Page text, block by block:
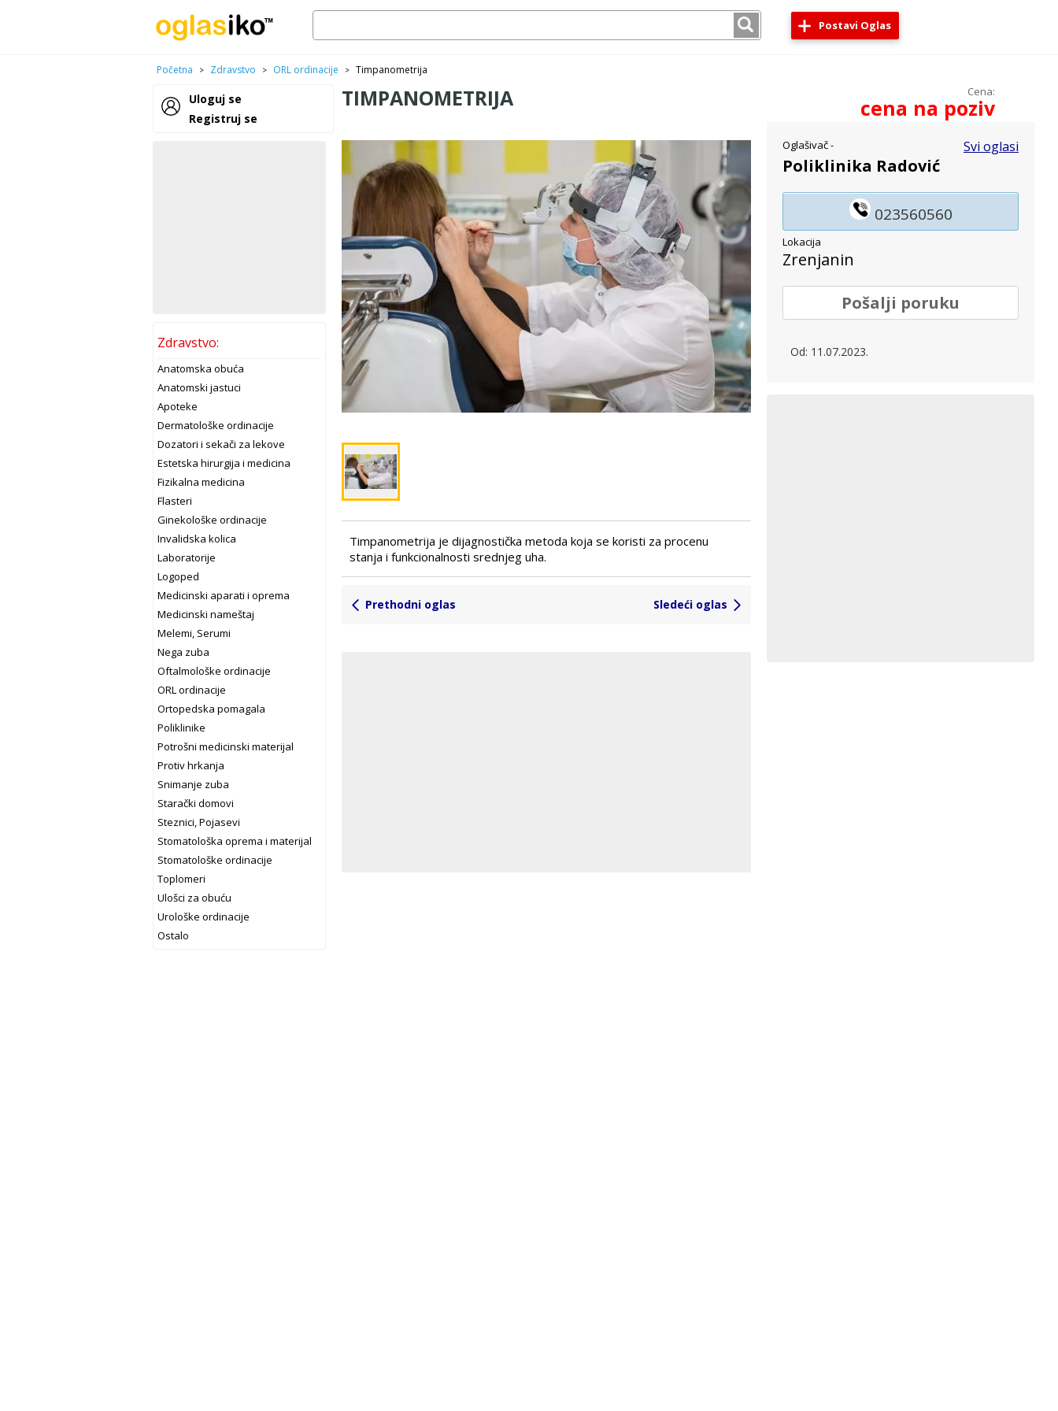
Postavi Oglas
Početna > Zdravstvo > ORL ordinacije > Timpanometrija
Uloguj se
Registruj se
Zdravstvo:
Anatomska obuća
Anatomski jastuci
Apoteke
Dermatološke ordinacije
Dozatori i sekači za lekove
Estetska hirurgija i medicina
Fizikalna medicina
Flasteri
Ginekološke ordinacije
Invalidska kolica
Laboratorije
Logoped
Medicinski aparati i oprema
Medicinski nameštaj
Melemi, Serumi
Nega zuba
Oftalmološke ordinacije
ORL ordinacije
Ortopedska pomagala
Poliklinike
Potrošni medicinski materijal
Protiv hrkanja
Snimanje zuba
Starački domovi
Steznici, Pojasevi
Stomatološka oprema i materijal
Stomatološke ordinacije
Toplomeri
Ulošci za obuću
Urološke ordinacije
Ostalo
TIMPANOMETRIJA
Timpanometrija je dijagnostička metoda koja se koristi za procenu
stanja i funkcionalnosti srednjeg uha.
Prethodni oglas Sledeći oglas
Cena:
cena na poziv
Svi oglasi
Oglašivač -
Poliklinika Radović
023560560
Lokacija
Zrenjanin
Pošalji poruku
Od: 11.07.2023.